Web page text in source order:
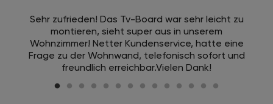
Sehr zufrieden! Das Tv-Board war sehr leicht zu
montieren, sieht super aus in unserem
Wohnzimmer! Netter Kundenservice, hatte eine
Frage zu der Wohnwand, telefonisch sofort und
freundlich erreichbar.Vielen Dank!